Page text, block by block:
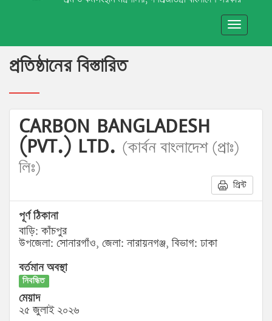
Toggle
প্রতিষ্ঠানের বিস্তারিত
CARBON BANGLADESH
(PVT.) LTD. (কার্বন বাংলাদেশ (প্রাঃ)
লিঃ)
প্রিন্ট
পূর্ণ ঠিকানা
বাড়ি: কাঁচপুর
উপজেলা: সোনারগাঁও, জেলা: নারায়নগঞ্জ, বিভাগ: ঢাকা
বর্তমান অবস্থা
নিবন্ধিত
মেয়াদ
২৫ জুলাই ২০২৬